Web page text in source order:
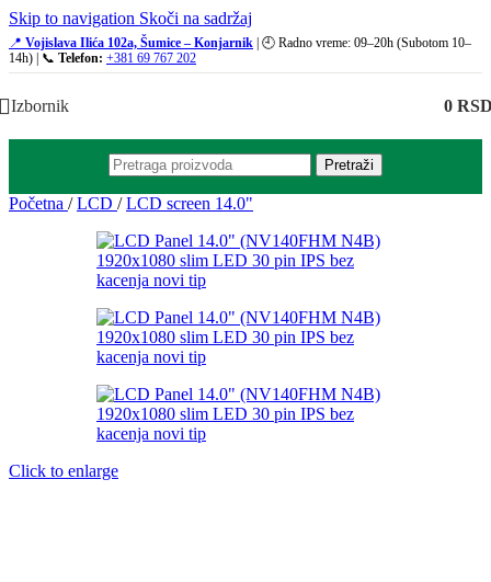
Skip to navigation Skoči na sadržaj
📍 Vojislava Ilića 102a, Šumice – Konjarnik | 🕘 Radno vreme: 09–20h (Subotom 10–
14h) | 📞 Telefon: +381 69 767 202
Izbornik 0
Pretraži
Početna / LCD / LCD screen 14.0"
Click to enlarge